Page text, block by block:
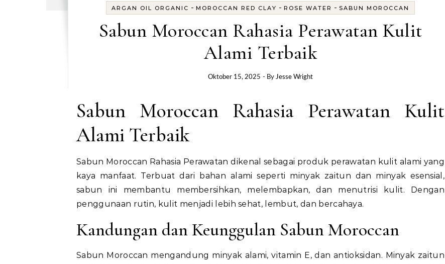
ARGAN OIL ORGANIC - MOROCCAN RED CLAY - ROSE WATER - SABUN MOROCCAN
Sabun Moroccan Rahasia Perawatan Kulit
Alami Terbaik
Oktober 15, 2025 - By Jesse Wright
Sabun Moroccan Rahasia Perawatan Kulit
Alami Terbaik
Sabun Moroccan Rahasia Perawatan dikenal sebagai produk perawatan kulit alami yang
kaya manfaat. Terbuat dari bahan alami seperti minyak zaitun dan minyak esensial,
sabun ini membantu membersihkan, melembapkan, dan menutrisi kulit. Dengan
penggunaan rutin, kulit menjadi lebih sehat, lembut, dan bercahaya.
Kandungan dan Keunggulan Sabun Moroccan
Sabun Moroccan mengandung minyak alami, vitamin E, dan antioksidan. Minyak zaitun